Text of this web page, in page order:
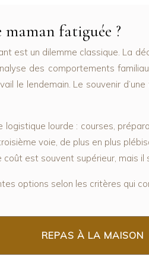
fatiguée ?
est un dilemme classique. La
des comportements
le lendemain. Le souvenir
lourde : courses,
voie, de plus en plus
est souvent supérieur, mais il
options selon les critères qui
REPAS À LA MAISON